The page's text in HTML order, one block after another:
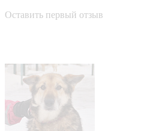
Оставить первый отзыв